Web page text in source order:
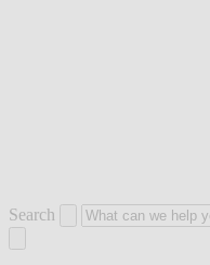
Search